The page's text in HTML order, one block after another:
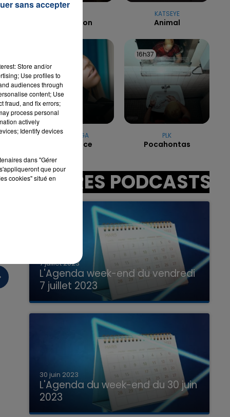
LA TEAM DE L'ÉTÉ
Oui Ou Non
KATSEYE
Animal
LADY GAGA
Poker Face
16h37
16h37
PLK
Pocahontas
AUTRES PODCASTS
7 juillet 2023
L'Agenda week-end du vendredi
7 juillet 2023
Que faire ce week-end dans les hauts-
de-France, la Marne et les Ardennes ?
30 juin 2023
L'Agenda du week-end du 30 juin
2023
Que faire ce week-end dans les hauts-
Store and/or
Use profiles to
audiences through
content; Use
fraud, and fix errors;
process personal
actively
Identify devices
dans "Gérer
que pour
cookies" situé en
sans accepter